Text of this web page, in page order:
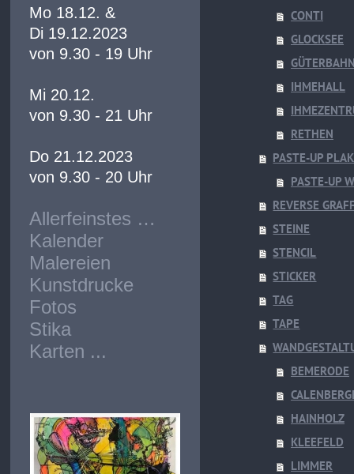
Mo 18.12. &
Di 19.12.2023
von 9.30 - 19 Uhr
Mi 20.12.
von 9.30 - 21 Uhr
Do 21.12.2023
von 9.30 - 20 Uhr
Allerfeinstes …
Kalender
Malereien
Kunstdrucke
Fotos
Stika
Karten ...
CONTI
GLOCKSEE
IHMEHALL
RETHEN
PASTE-UP
PASTE-UP
REVERSE
STEINE
STENCIL
STICKER
TAG
TAPE
BEMERODE
HAINHOLZ
KLEEFELD
LIMMER